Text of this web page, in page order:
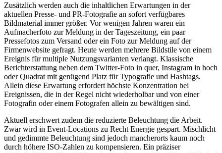
Zusätzlich werden auch die inhaltlichen Erwartungen in der
aktuellen Presse- und PR-Fotografie an sofort verfügbares
Bildmaterial immer größer. Vor wenigen Jahren waren ein
Aufmacherfoto zur Meldung in der Tageszeitung, ein paar
Pressefotos zum Versand oder ein Foto zur Meldung auf der
Firmenwebsite gefragt. Heute werden mehrere Bildstile von einem
Ereignis für multiple Nutzungsvarianten verlangt. Klassische
Berichterstattung neben dem Twitter-Foto in quer, Instagram in hoch
oder Quadrat mit genügend Platz für Typografie und Hashtags.
Allein diese Erwartung erfordert höchste Konzentration bei
Ereignissen, die in der Regel nicht wiederholbar und von einer
Fotografin oder einem Fotografen allein zu bewältigen sind.
Aktuell erschwert zudem die reduzierte Beleuchtung die Arbeit.
Zwar wird in Event-Locations zu Recht Energie gespart. Mischlicht
und gedimmte Beleuchtung sind jedoch mancherorts kaum noch
durch höhere ISO-Zahlen zu kompensieren. Ein präziser